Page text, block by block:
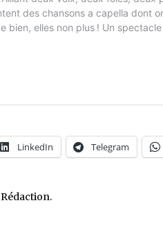
LinkedIn Telegram
Rédaction.